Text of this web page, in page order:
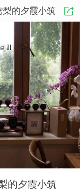
梨的夕霞小筑
的夕霞小筑